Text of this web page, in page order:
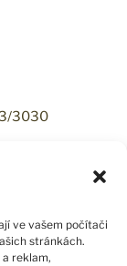
ve vašem počítači
stránkách.
reklam,
3030